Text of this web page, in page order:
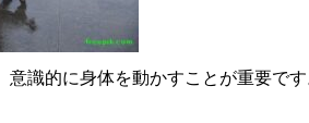
識的に身体を動かすことが重要で